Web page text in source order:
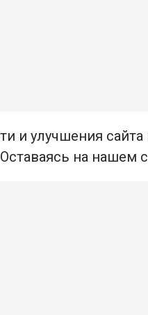
и улучшения
на нашем